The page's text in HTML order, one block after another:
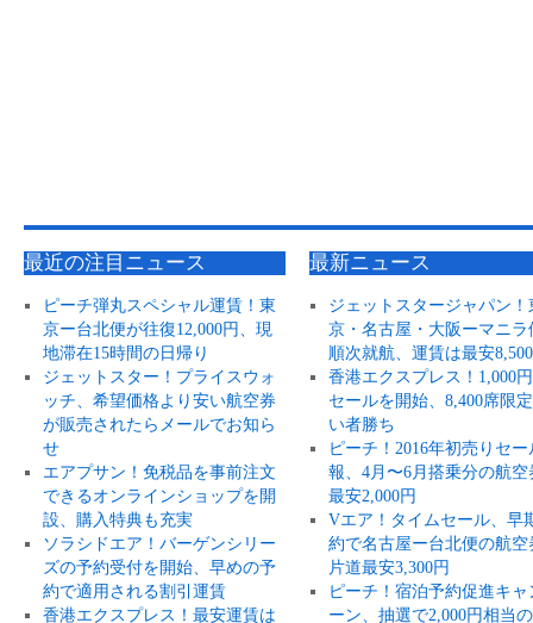
最近の注目ニュース
ピーチ弾丸スペシャル運賃！東
京ー台北便が往復12,000円、現
地滞在15時間の日帰り
ジェットスター！プライスウォ
ッチ、希望価格より安い航空券
が販売されたらメールでお知ら
せ
エアプサン！免税品を事前注文
できるオンラインショップを開
設、購入特典も充実
ソラシドエア！バーゲンシリー
ズの予約受付を開始、早めの予
約で適用される割引運賃
香港エクスプレス！最安運賃は
最新ニュース
ジェットスタージャパン！
京・名古屋・大阪ーマニラ
順次就航、運賃は最安
香港エクスプレス！1,000
セールを開始、8,400席限
い者勝ち
ピーチ！2016年初売りセー
報、4月〜6月搭乗分の航空
最安2,000円
Vエア！タイムセール、早
約で名古屋ー台北便の航空
片道最安3,300円
ピーチ！宿泊予約促進キャ
ーン、抽選で2,000円相当